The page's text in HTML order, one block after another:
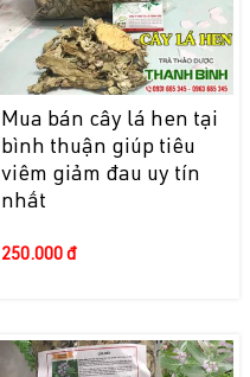
Mua bán cây lá hen tại
bình thuận giúp tiêu
viêm giảm đau uy tín
nhất
250.000 đ